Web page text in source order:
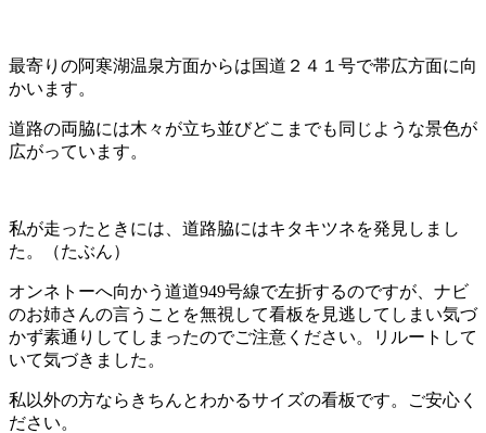
最寄りの阿寒湖温泉方面からは国道２４１号で帯広方面に向
かいます。
道路の両脇には木々が立ち並びどこまでも同じような景色が
広がっています。
私が走ったときには、道路脇にはキタキツネを発見しまし
た。（たぶん）
オンネトーへ向かう道道949号線で左折するのですが、ナビ
のお姉さんの言うことを無視して看板を見逃してしまい気づ
かず素通りしてしまったのでご注意ください。リルートして
いて気づきました。
私以外の方ならきちんとわかるサイズの看板です。ご安心く
ださい。